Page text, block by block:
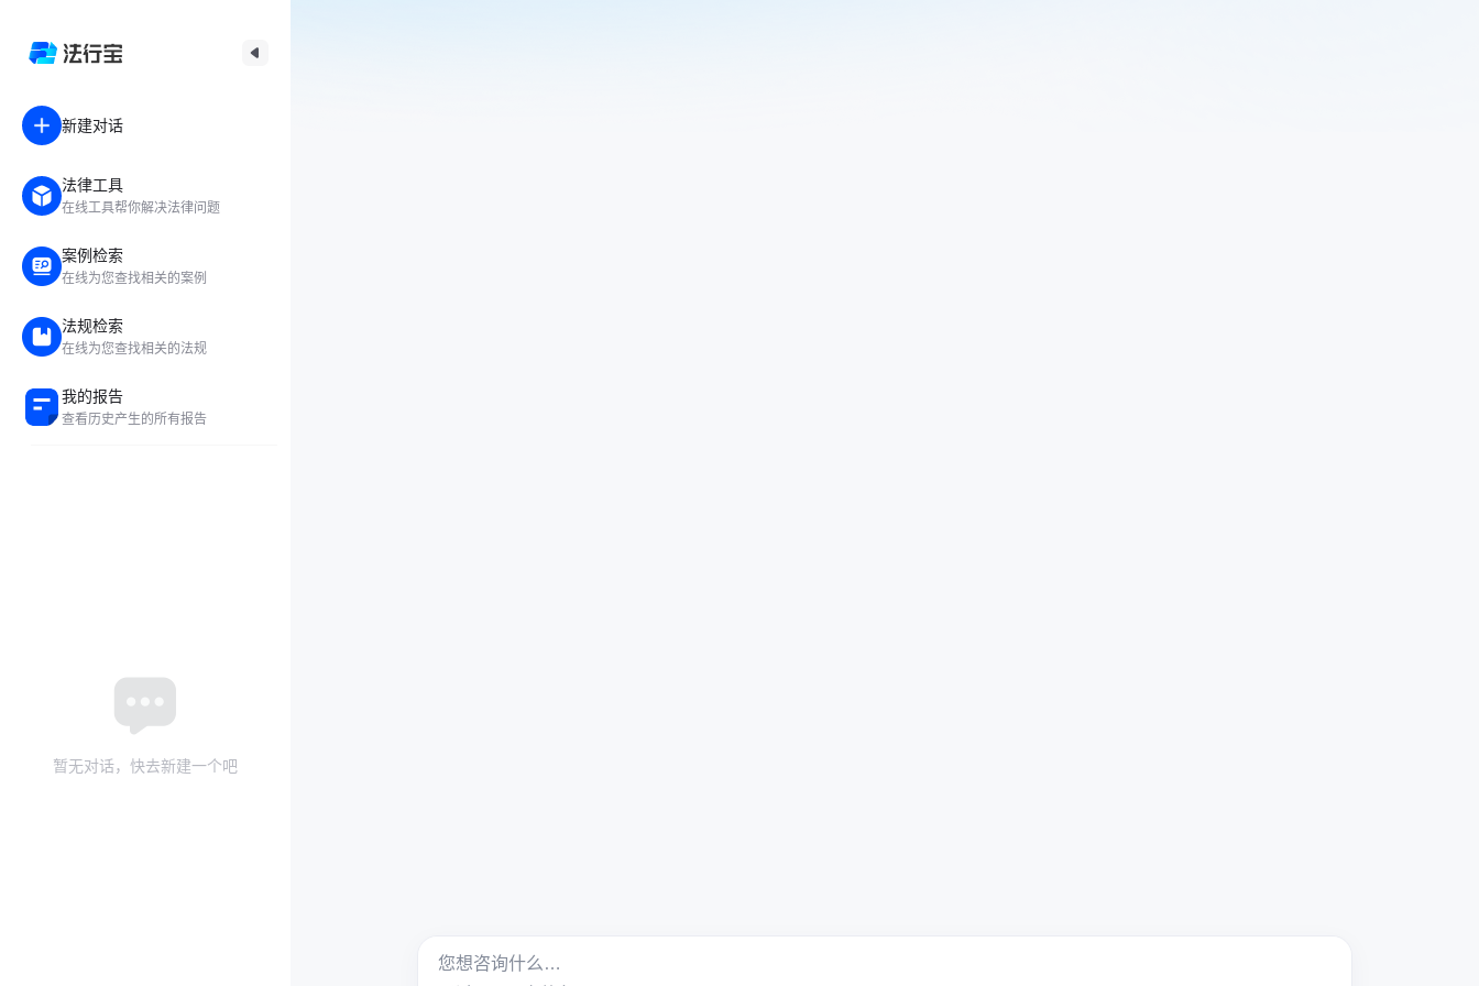
新建对话
法律工具
在线工具帮你解决法律问题
案例检索
在线为您查找相关的案例
法规检索
在线为您查找相关的法规
我的报告
查看历史产生的所有报告
暂无对话，快去新建一个吧